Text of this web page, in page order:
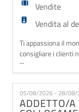
Vendite
Vendita al
Ti appassiona il
consigliare i clienti
alle loro esigenze?
specializzata di
realtà del settore
appartenente alle
inserire part-time
...
05/08/2026 - 28/08/
ADDETTO/